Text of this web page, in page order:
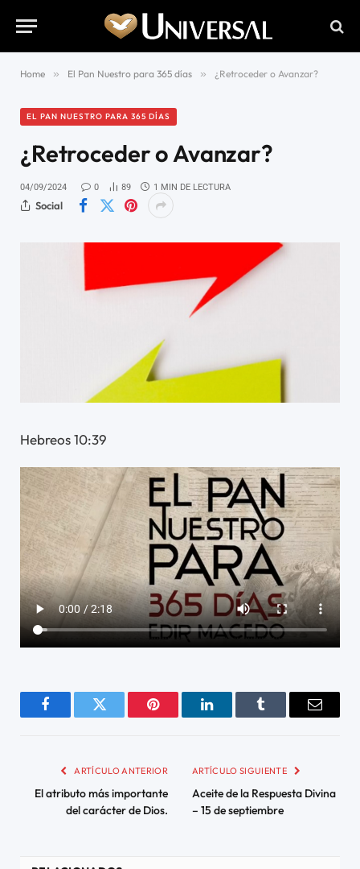
Home » El Pan Nuestro para 365 días » ¿Retroceder o Avanzar?
EL PAN NUESTRO PARA 365 DÍAS
¿Retroceder o Avanzar?
04/09/2024 0 89 1 MIN DE LECTURA
Social
Hebreos 10:39
FacebookTwitter Pinterest LinkedInTumblr Email
ARTÍCULO ANTERIOR
El atributo más importante
del carácter de Dios.
ARTÍCULO SIGUIENTE
Aceite de la Respuesta Divina
– 15 de septiembre